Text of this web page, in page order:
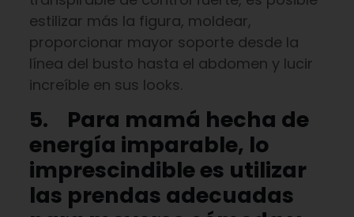
estilizar más la figura, moldear,
proporcionar mayor soporte desde la
línea del busto hasta el abdomen y lucir
increíble en sus looks.
5. Para mamá hecha de
energía imparable, lo
imprescindible es utilizar
las prendas adecuadas